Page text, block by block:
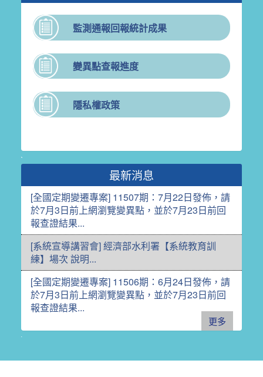
監測通報回報統計成果
變異點查報進度
隱私權政策
最新消息
[全國定期變遷專案] 11507期：7月22日發佈，請
於7月3日前上網瀏覽變異點，並於7月23日前回
報查證結果...
[系統宣導講習會] 經濟部水利署【系統教育訓
練】場次 說明...
[全國定期變遷專案] 11506期：6月24日發佈，請
於7月3日前上網瀏覽變異點，並於7月23日前回
報查證結果...
更多